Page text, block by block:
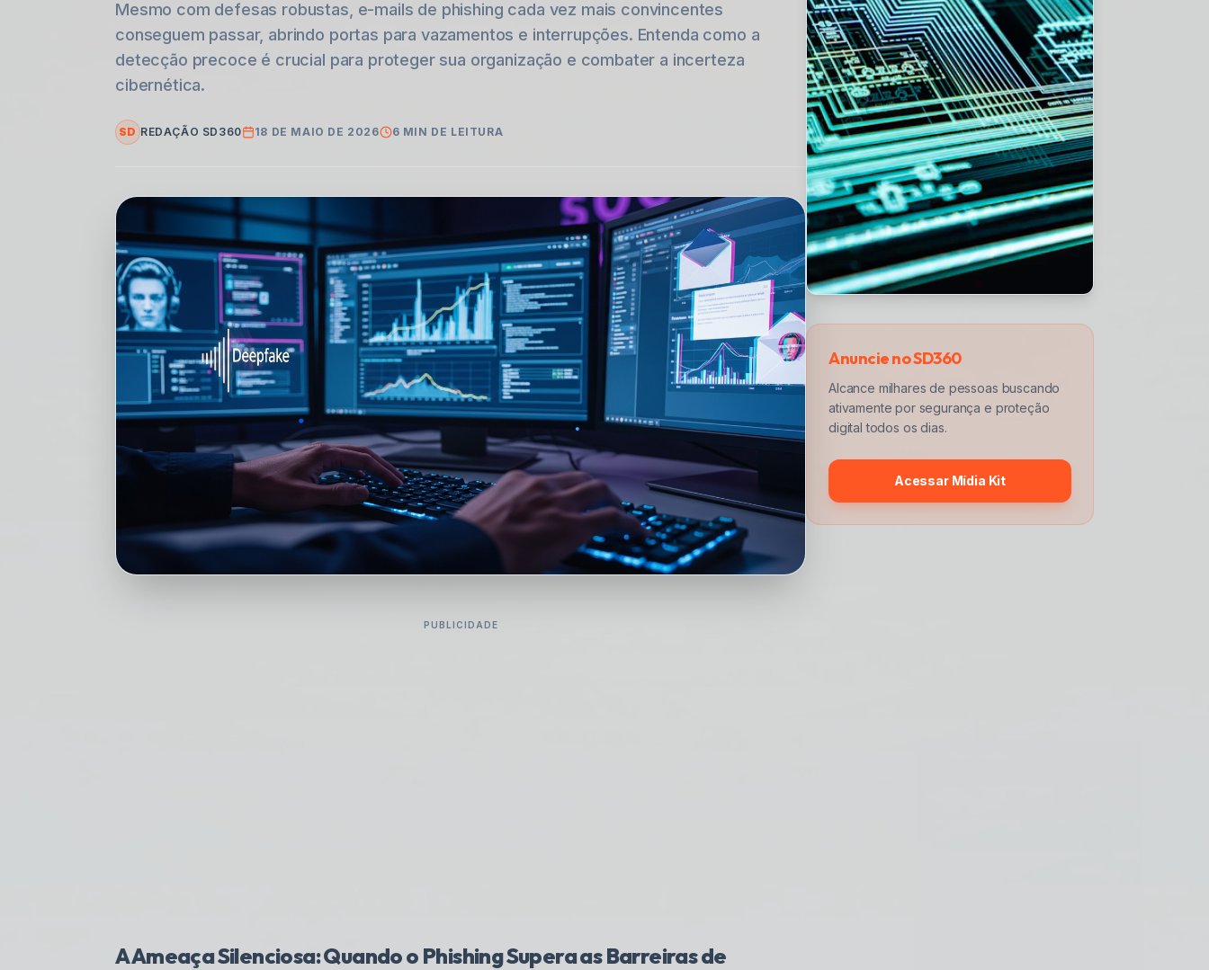
Mesmo com defesas robustas, e-mails de phishing cada vez mais convincentes
conseguem passar, abrindo portas para vazamentos e interrupções. Entenda como a
detecção precoce é crucial para proteger sua organização e combater a incerteza
cibernética.
SD REDAÇÃO SD360 18 DE MAIO DE 2026 6 MIN DE LEITURA
PUBLICIDADE
A Ameaça Silenciosa: Quando o Phishing Supera as Barreiras de
Anuncie no SD360
Alcance milhares de pessoas buscando
ativamente por segurança e proteção
digital todos os dias.
Acessar Mídia Kit